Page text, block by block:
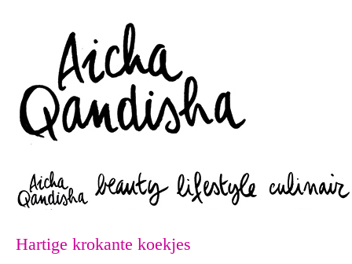
Hartige krokante koekjes